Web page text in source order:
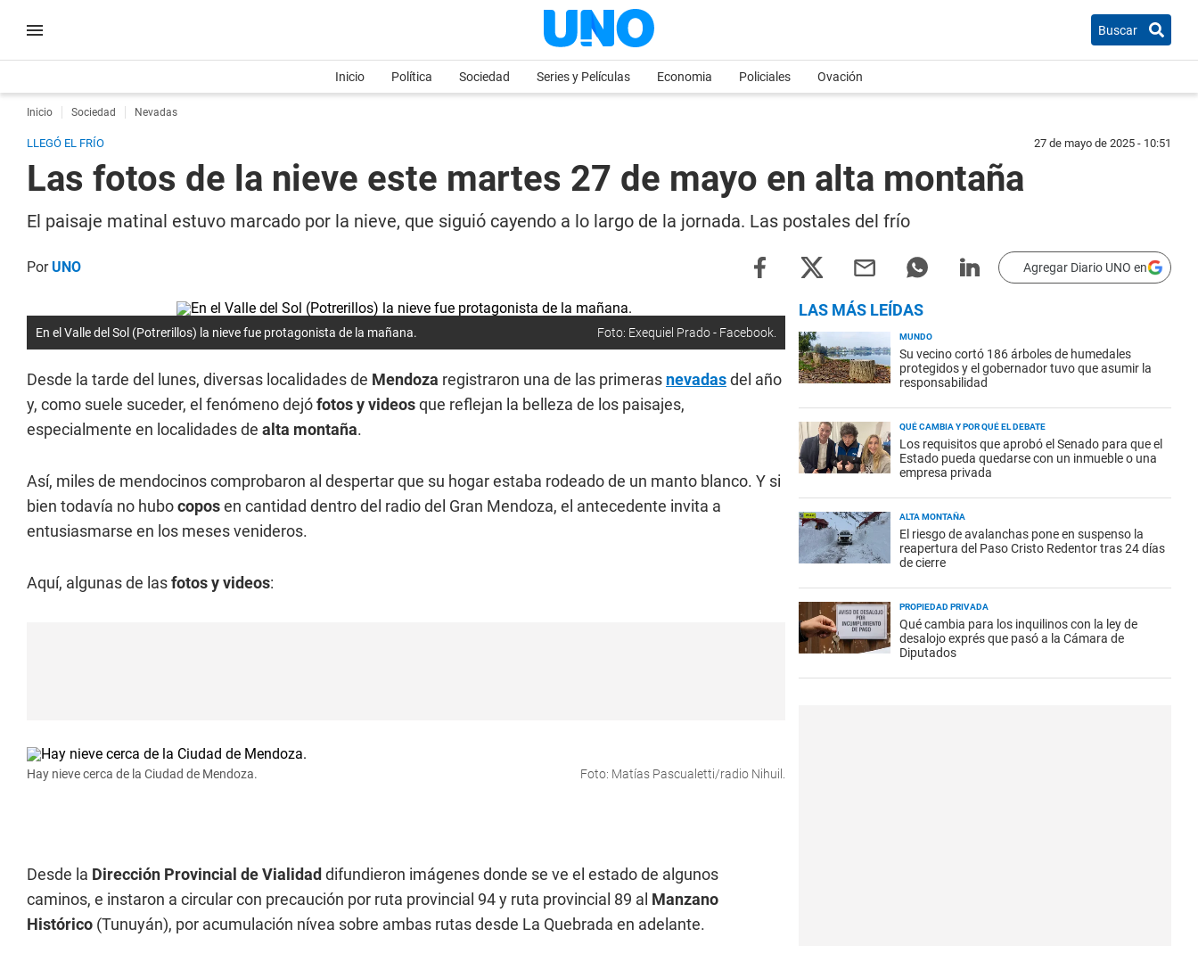
Buscar
Inicio Política Sociedad Series y Películas Economia Policiales Ovación
Inicio Sociedad Nevadas
LLEGÓ EL FRÍO 27 de mayo de 2025 - 10:51
Las fotos de la nieve este martes 27 de mayo en alta montaña
El paisaje matinal estuvo marcado por la nieve, que siguió cayendo a lo largo de la jornada. Las postales del frío
PorUNO Agregar Diario UNO en
En el Valle del Sol (Potrerillos) la nieve fue protagonista de la mañana. Foto: Exequiel Prado - Facebook.
Desde la tarde del lunes, diversas localidades de Mendoza registraron una de las primeras nevadasdel año
y, como suele suceder, el fenómeno dejófotos y videosque reflejan la belleza de los paisajes,
especialmente en localidades de alta montaña.
Así, miles de mendocinos comprobaron al despertar que su hogar estaba rodeado de un manto blanco. Y si
bien todavía no hubocoposen cantidad dentro del radio del Gran Mendoza, el antecedente invita a
entusiasmarse en los meses venideros.
Aquí, algunas de lasfotos y videos:
Hay nieve cerca de la Ciudad de Mendoza. Foto: Matías Pascualetti/radio Nihuil.
Desde la Dirección Provincial de Vialidad difundieron imágenes donde se ve el estado de algunos
caminos, e instaron a circular con precaución por ruta provincial 94 y ruta provincial 89 al Manzano
Histórico (Tunuyán), por acumulación nívea sobre ambas rutas desde La Quebrada en adelante.
LAS MÁS LEÍDAS
MUNDO
Su vecino cortó 186 árboles de humedales
protegidos y el gobernador tuvo que asumir la
responsabilidad
QUÉ CAMBIA Y POR QUÉ EL DEBATE
Los requisitos que aprobó el Senado para que el
Estado pueda quedarse con un inmueble o una
empresa privada
ALTA MONTAÑA
El riesgo de avalanchas pone en suspenso la
reapertura del Paso Cristo Redentor tras 24 días
de cierre
PROPIEDAD PRIVADA
Qué cambia para los inquilinos con la ley de
desalojo exprés que pasó a la Cámara de
Diputados